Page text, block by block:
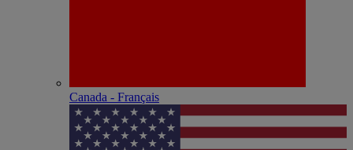
Canada - Français